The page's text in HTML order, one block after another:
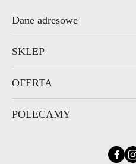
Dane adresowe
SKLEP
OFERTA
POLECAMY